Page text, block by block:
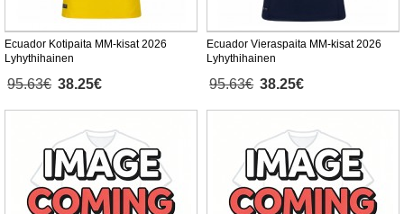
Ecuador Kotipaita MM-kisat 2026
Lyhythihainen
95.63€ 38.25€
Ecuador Vieraspaita MM-kisat 2026
Lyhythihainen
95.63€ 38.25€